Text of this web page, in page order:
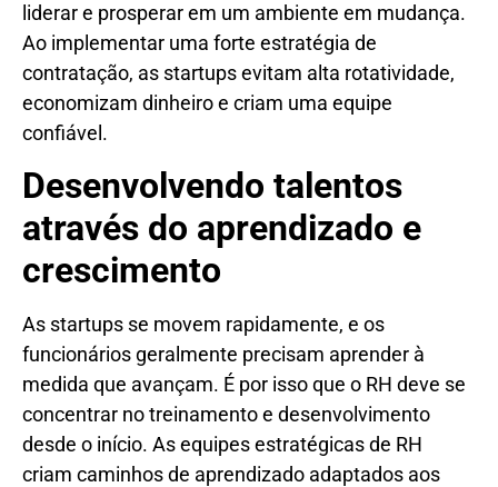
liderar e prosperar em um ambiente em mudança.
Ao implementar uma forte estratégia de
contratação, as startups evitam alta rotatividade,
economizam dinheiro e criam uma equipe
confiável.
Desenvolvendo talentos
através do aprendizado e
crescimento
As startups se movem rapidamente, e os
funcionários geralmente precisam aprender à
medida que avançam. É por isso que o RH deve se
concentrar no treinamento e desenvolvimento
desde o início. As equipes estratégicas de RH
criam caminhos de aprendizado adaptados aos